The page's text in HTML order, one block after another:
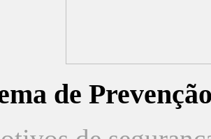
de